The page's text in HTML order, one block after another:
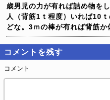
歳男児の力が有れば詰め物を
人（背筋1ｔ程度）いれば10
どな。3ｍの棒が有れば背筋か
コメントを残す
コメント